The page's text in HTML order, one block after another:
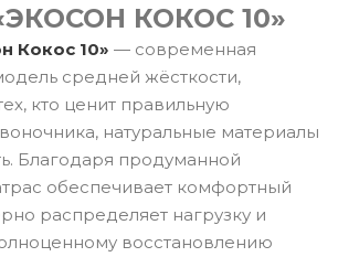
КОКОС 10»
Кокос 10» — современная
средней жёсткости,
кто ценит правильную
натуральные материалы
Благодаря продуманной
обеспечивает комфортный
распределяет нагрузку и
восстановлению